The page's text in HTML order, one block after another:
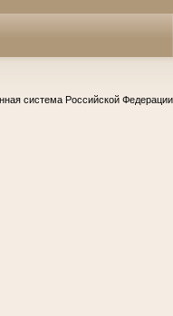
система Российской